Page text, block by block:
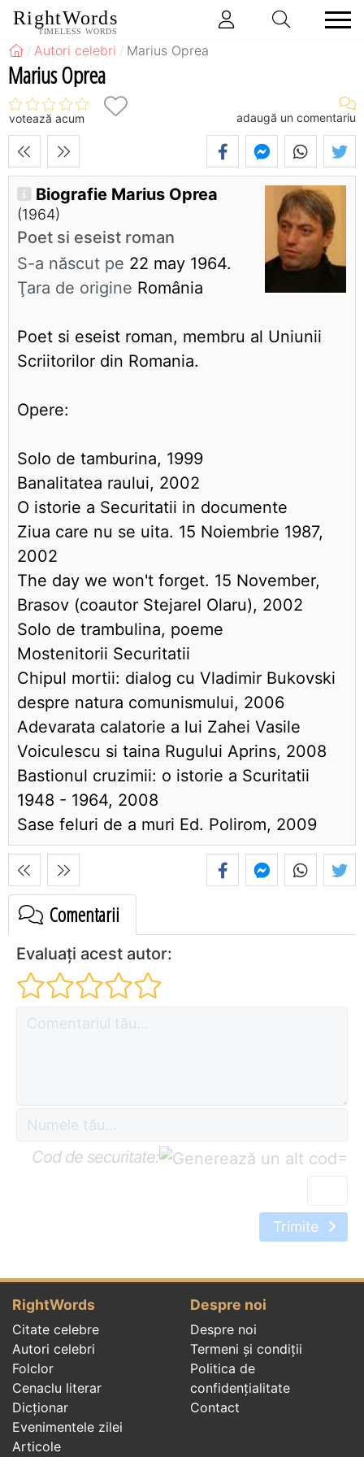
RightWords
TIMELESS WORDS
Autori celebri Marius Oprea
Marius Oprea
votează acum adaugă un comentariu
Biografie Marius Oprea
(1964)
Poet si eseist roman
S-a născut pe 22 may 1964.
Ţara de origine România
Poet si eseist roman, membru al Uniunii
Scriitorilor din Romania.
Opere:
Solo de tamburina, 1999
Banalitatea raului, 2002
O istorie a Securitatii in documente
Ziua care nu se uita. 15 Noiembrie 1987,
2002
The day we won't forget. 15 November,
Brasov (coautor Stejarel Olaru), 2002
Solo de trambulina, poeme
Mostenitorii Securitatii
Chipul mortii: dialog cu Vladimir Bukovski
despre natura comunismului, 2006
Adevarata calatorie a lui Zahei Vasile
Voiculescu si taina Rugului Aprins, 2008
Bastionul cruzimii: o istorie a Scuritatii
1948 - 1964, 2008
Sase feluri de a muri Ed. Polirom, 2009
Comentarii
Evaluați acest autor:
Cod de securitate: =
Trimite
RightWords
Citate celebre
Autori celebri
Folclor
Cenaclu literar
Dicționar
Evenimentele zilei
Articole
Despre noi
Despre noi
Termeni și condiții
Politica de
confidenţialitate
Contact